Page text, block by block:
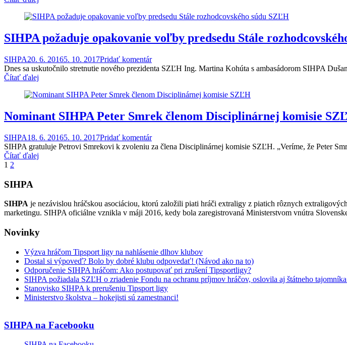
SIHPA požaduje opakovanie voľby predsedu Stále
SIHPA20. 6. 20165. 10. 2017Pridať komentár
Dnes sa uskutočnilo stretnutie nového prezidenta SZĽH Ing. Martina Kohúta s ambasádorom SIHPA
Čítať ďalej
Nominant SIHPA Peter Smrek členom Disciplinárnej komisie
SIHPA18. 6. 20165. 10. 2017Pridať komentár
SIHPA gratuluje Petrovi Smrekovi k zvoleniu za člena Disciplinárnej komisie SZĽH. „Veríme, že Peter
Čítať ďalej
Navigácia
v
1 2
SIHPA
SIHPA je nezávislou hráčskou asociáciou, ktorú založili piati hráči extraligy z piatich rôznych
marketingu. SIHPA oficiálne vznikla v máji 2016, kedy bola zaregistrovaná Ministerstvom vnútra
Novinky
Výzva hráčom Tipsport ligy na nahlásenie dlhov klubov
Dostal si výpoveď? Bolo by dobré klubu odpovedať! (Návod ako na to)
Odporučenie SIHPA hráčom: Ako postupovať pri zrušení Tipsportligy?
SIHPA požiadala SZĽH o zriadenie Fondu na ochranu príjmov hráčov, oslovila aj štátneho
Stanovisko SIHPA k prerušeniu Tipsport ligy
Ministerstvo školstva – hokejisti sú zamestnanci!
SIHPA na Facebooku